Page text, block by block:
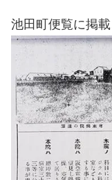
池田町便覧に掲